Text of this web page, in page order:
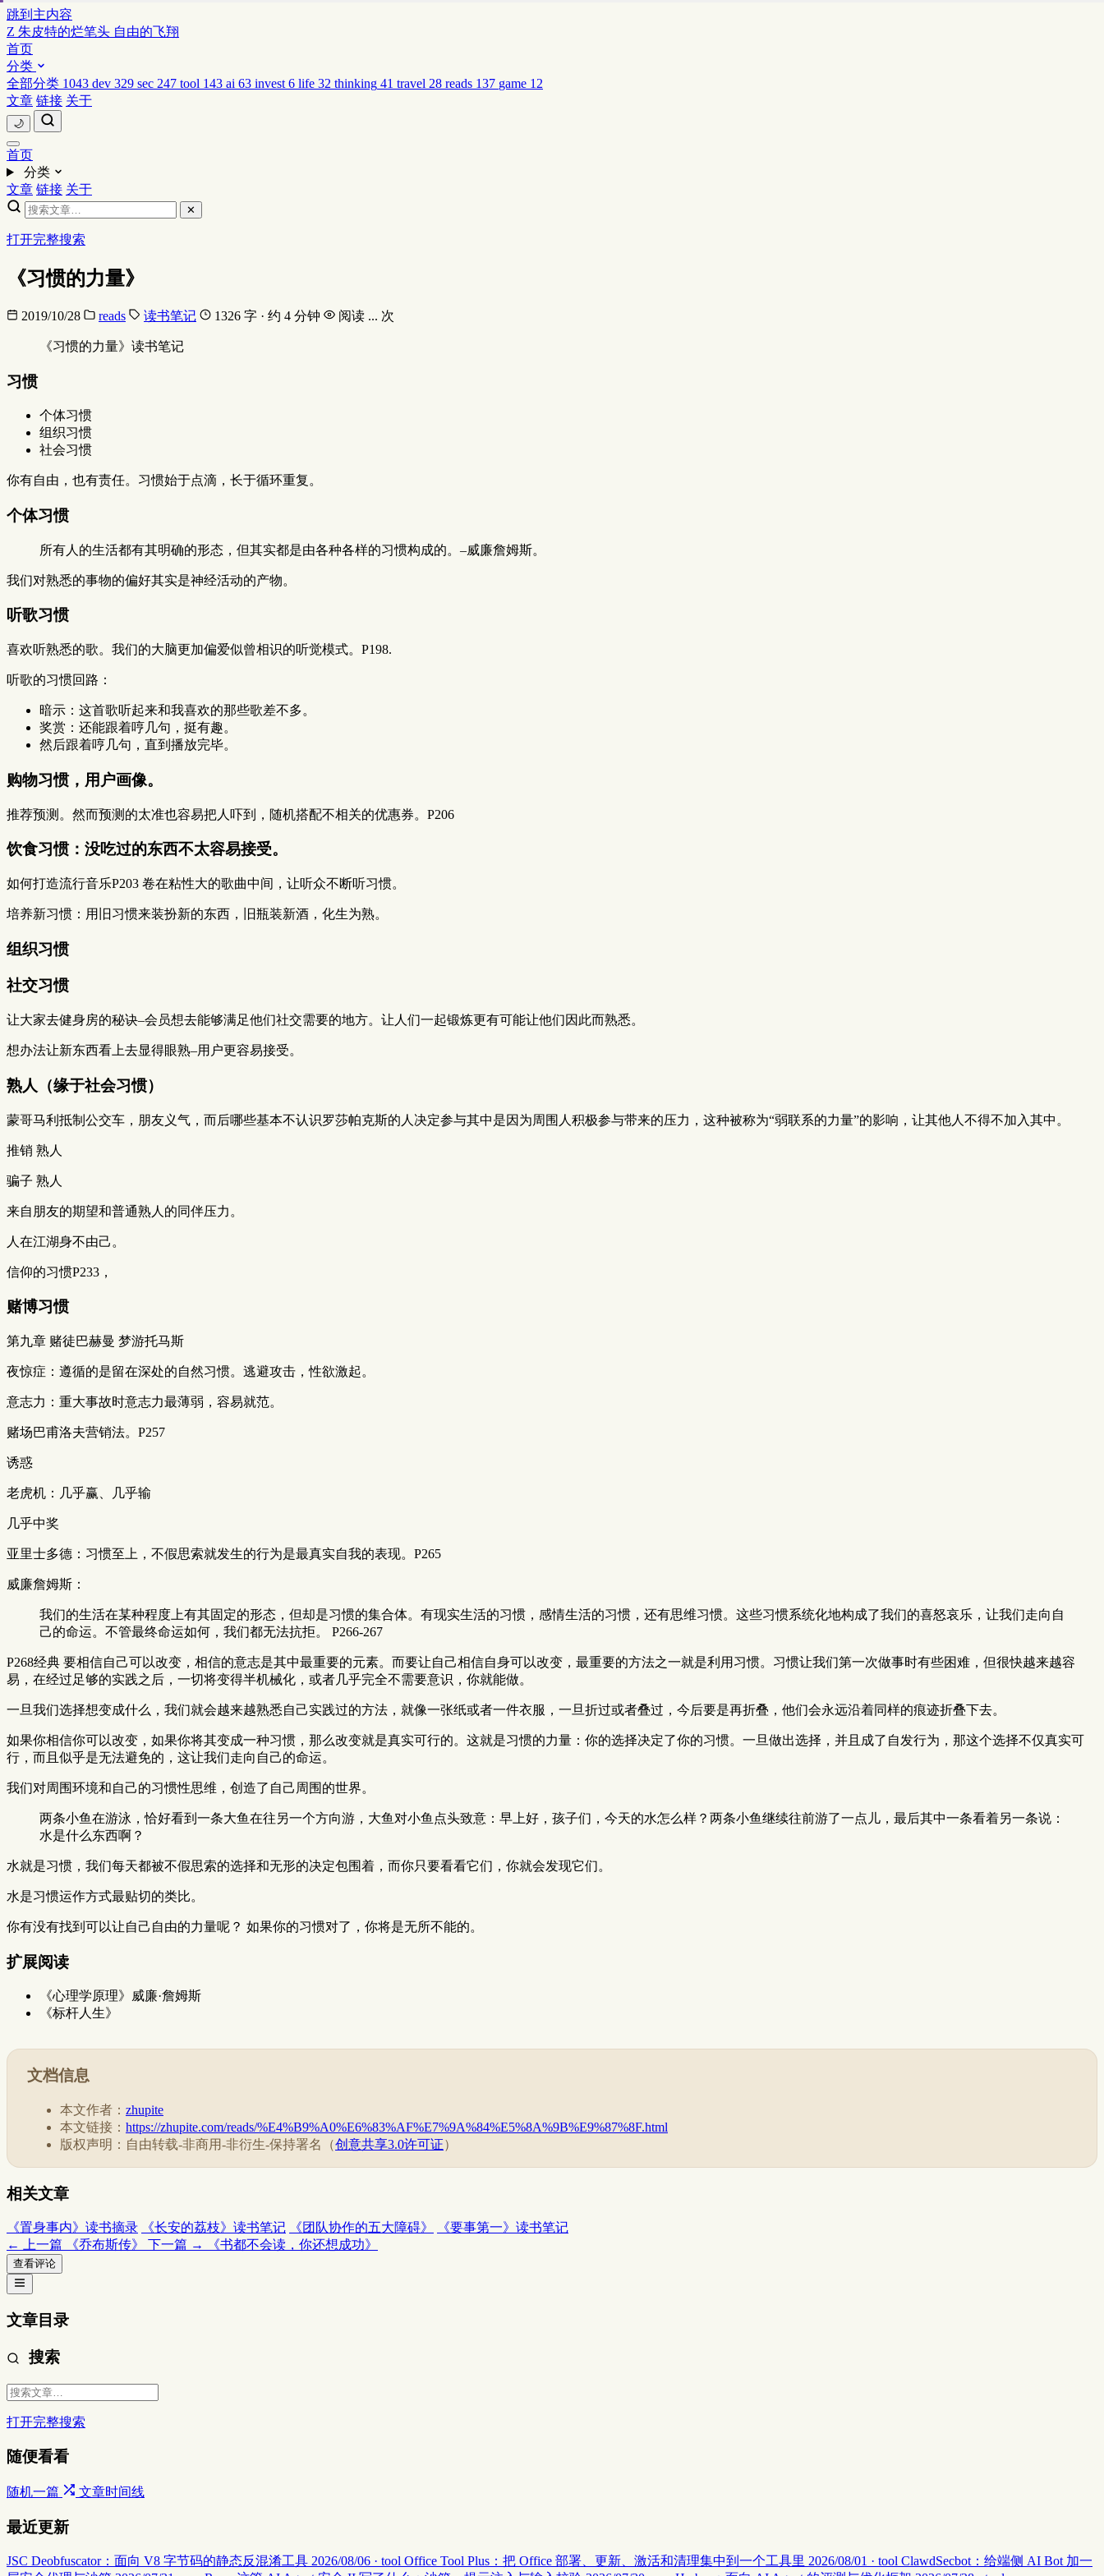
跳到主内容
Z 朱皮特的烂笔头 自由的飞翔
首页
分类
全部分类 1043 dev 329 sec 247 tool 143 ai 63 invest 6 life 32 thinking 41 travel 28 reads 137 game 12
文章 链接 关于
🌙
首页
分类
文章 链接 关于
✕
打开完整搜索
《习惯的力量》
2019/10/28 reads 读书笔记 1326 字 · 约 4 分钟 阅读 ... 次
《习惯的力量》读书笔记
习惯
个体习惯
组织习惯
社会习惯
你有自由，也有责任。习惯始于点滴，长于循环重复。
个体习惯
所有人的生活都有其明确的形态，但其实都是由各种各样的习惯构成的。–威廉詹姆斯。
我们对熟悉的事物的偏好其实是神经活动的产物。
听歌习惯
喜欢听熟悉的歌。我们的大脑更加偏爱似曾相识的听觉模式。P198.
听歌的习惯回路：
暗示：这首歌听起来和我喜欢的那些歌差不多。
奖赏：还能跟着哼几句，挺有趣。
然后跟着哼几句，直到播放完毕。
购物习惯，用户画像。
推荐预测。然而预测的太准也容易把人吓到，随机搭配不相关的优惠券。P206
饮食习惯：没吃过的东西不太容易接受。
如何打造流行音乐P203 卷在粘性大的歌曲中间，让听众不断听习惯。
培养新习惯：用旧习惯来装扮新的东西，旧瓶装新酒，化生为熟。
组织习惯
社交习惯
让大家去健身房的秘诀–会员想去能够满足他们社交需要的地方。让人们一起锻炼更有可能让他们因此而熟悉。
想办法让新东西看上去显得眼熟–用户更容易接受。
熟人（缘于社会习惯）
蒙哥马利抵制公交车，朋友义气，而后哪些基本不认识罗莎帕克斯的人决定参与其中是因为周围人积极参与带来的压力，这种被称为“弱联系的力量”的影响，让其他人不得不加入其中。
推销 熟人
骗子 熟人
来自朋友的期望和普通熟人的同伴压力。
人在江湖身不由己。
信仰的习惯P233，
赌博习惯
第九章 赌徒巴赫曼 梦游托马斯
夜惊症：遵循的是留在深处的自然习惯。逃避攻击，性欲激起。
意志力：重大事故时意志力最薄弱，容易就范。
赌场巴甫洛夫营销法。P257
诱惑
老虎机：几乎赢、几乎输
几乎中奖
亚里士多德：习惯至上，不假思索就发生的行为是最真实自我的表现。P265
威廉詹姆斯：
我们的生活在某种程度上有其固定的形态，但却是习惯的集合体。有现实生活的习惯，感情生活的习惯，还有思维习惯。这些习惯系统化地构成了我们的喜怒哀乐，让我们走向自
己的命运。不管最终命运如何，我们都无法抗拒。 P266-267
P268经典 要相信自己可以改变，相信的意志是其中最重要的元素。而要让自己相信自身可以改变，最重要的方法之一就是利用习惯。习惯让我们第一次做事时有些困难，但很快越来越容
易，在经过足够的实践之后，一切将变得半机械化，或者几乎完全不需要意识，你就能做。
一旦我们选择想变成什么，我们就会越来越熟悉自己实践过的方法，就像一张纸或者一件衣服，一旦折过或者叠过，今后要是再折叠，他们会永远沿着同样的痕迹折叠下去。
如果你相信你可以改变，如果你将其变成一种习惯，那么改变就是真实可行的。这就是习惯的力量：你的选择决定了你的习惯。一旦做出选择，并且成了自发行为，那这个选择不仅真实可
行，而且似乎是无法避免的，这让我们走向自己的命运。
我们对周围环境和自己的习惯性思维，创造了自己周围的世界。
两条小鱼在游泳，恰好看到一条大鱼在往另一个方向游，大鱼对小鱼点头致意：早上好，孩子们，今天的水怎么样？两条小鱼继续往前游了一点儿，最后其中一条看着另一条说：
水是什么东西啊？
水就是习惯，我们每天都被不假思索的选择和无形的决定包围着，而你只要看看它们，你就会发现它们。
水是习惯运作方式最贴切的类比。
你有没有找到可以让自己自由的力量呢？ 如果你的习惯对了，你将是无所不能的。
扩展阅读
《心理学原理》威廉·詹姆斯
《标杆人生》
文档信息
本文作者： zhupite
本文链接： https://zhupite.com/reads/%E4%B9%A0%E6%83%AF%E7%9A%84%E5%8A%9B%E9%87%8F.html
版权声明：自由转载-非商用-非衍生-保持署名（创意共享3.0许可证）
相关文章
《置身事内》读书摘录 《长安的荔枝》读书笔记 《团队协作的五大障碍》
《要事第一》读书笔记
← 上一篇
《乔布斯传》 下一篇 → 《书都不会读，你还想成功》
查看评论
文章目录
搜索
打开完整搜索
随便看看
随机一篇 文章时间线
最近更新
JSC Deobfuscator：面向 V8 字节码的静态反混淆工具 2026/08/06 · tool Office Tool Plus：把 Office 部署、更新、激活和清理集中到一个工具里 2026/08/01 · tool ClawdSecbot：给端侧 AI Bot 加一